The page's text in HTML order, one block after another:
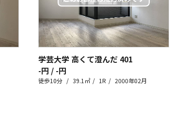
学芸大学 高くて澄んだ 401
-円 / -円
徒歩10分 39.1㎡ 1R 2000年02月